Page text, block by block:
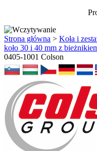
Strona główna > Koła i
koło 30 i 40 mm z
0405-1001 Colson